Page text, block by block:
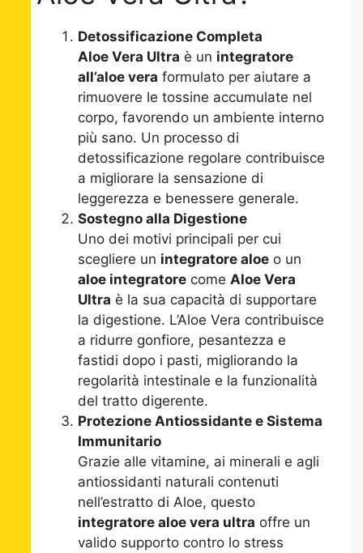
Detossificazione Completa
Aloe Vera Ultra è un integratore
all’aloe vera formulato per aiutare a
rimuovere le tossine accumulate nel
corpo, favorendo un ambiente interno
più sano. Un processo di
detossificazione regolare contribuisce
a migliorare la sensazione di
leggerezza e benessere generale.
Sostegno alla Digestione
Uno dei motivi principali per cui
scegliere un integratore aloe o un
aloe integratore come Aloe Vera
Ultra è la sua capacità di supportare
la digestione. L’Aloe Vera contribuisce
a ridurre gonfiore, pesantezza e
fastidi dopo i pasti, migliorando la
regolarità intestinale e la funzionalità
del tratto digerente.
Protezione Antiossidante e Sistema
Immunitario
Grazie alle vitamine, ai minerali e agli
antiossidanti naturali contenuti
nell’estratto di Aloe, questo
integratore aloe vera ultra offre un
valido supporto contro lo stress